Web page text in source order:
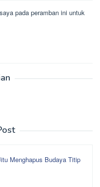
pada peramban ini untuk
Menghapus Budaya Titip